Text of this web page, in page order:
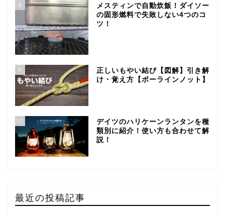
8
メスティンで自動炊飯！ダイソー
の固形燃料で失敗しない4つのコ
ツ！
9
正しいもやい結び【図解】引き解
け・覚え方【ボーラインノット】
10
デイツのハリケーンランタンを種
類別に紹介！使い方も合わせて解
説！
最近の投稿記事